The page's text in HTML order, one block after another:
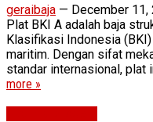
geraibaja — December 11,
Plat BKI A adalah baja
Klasifikasi Indonesia
maritim. Dengan sifat
standar internasional, plat
more »